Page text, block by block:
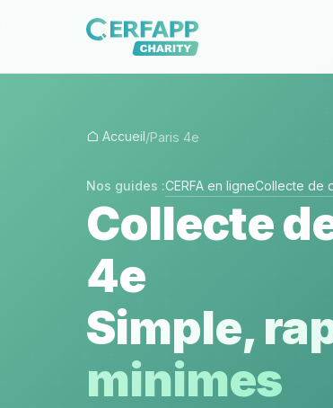
Accueil/Paris 4e
Nos guides :CERFA en ligneCollecte de
Collecte
4e
Simple,
minimes